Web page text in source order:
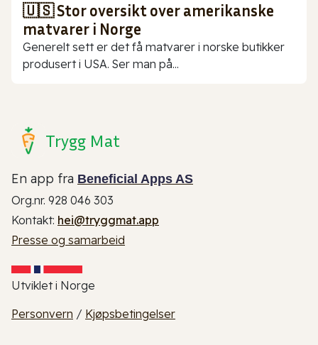
🇺🇸 Stor oversikt over amerikanske
matvarer i Norge
Generelt sett er det få matvarer i norske butikker
produsert i USA. Ser man på...
Trygg Mat
En app fra Beneficial Apps AS
Org.nr. 928 046 303
Kontakt: hei@tryggmat.app
Presse og samarbeid
Utviklet i Norge
Personvern / Kjøpsbetingelser